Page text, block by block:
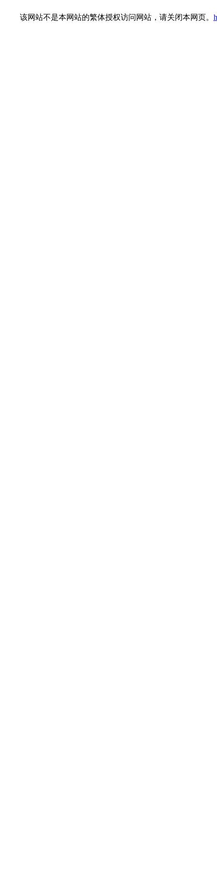
该网站不是本网站的繁体授权访问网站，请关闭本网页。